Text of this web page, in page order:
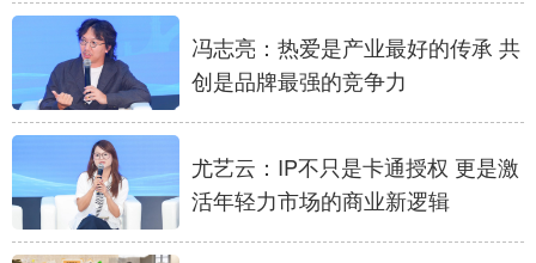
多语种频道
English Español
Русский язык 日本語 한국어
Deutsch Português
冯志亮：热爱是产业最好的传承 共
创是品牌最强的竞争力
尤艺云：IP不只是卡通授权 更是激
活年轻力市场的商业新逻辑